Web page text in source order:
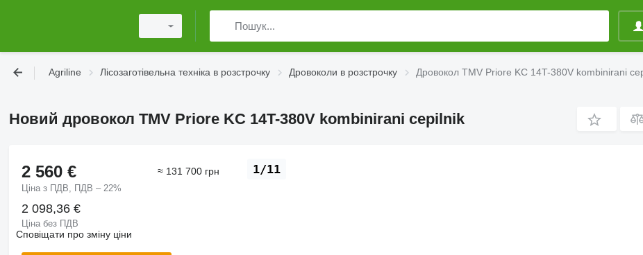
Agriline Лісозаготівельна техніка в розстрочку Дровоколи в розстрочку Дровокол TMV Priore KC 14T-380V kombinirani
Новий дровокол TMV Priore KC 14T-380V kombinirani cepilnik
1/11
2 560 €
Ціна з ПДВ, ПДВ – 22%
≈ 131 700 грн
2 098,36 €
Ціна без ПДВ
Сповіщати про зміну ціни